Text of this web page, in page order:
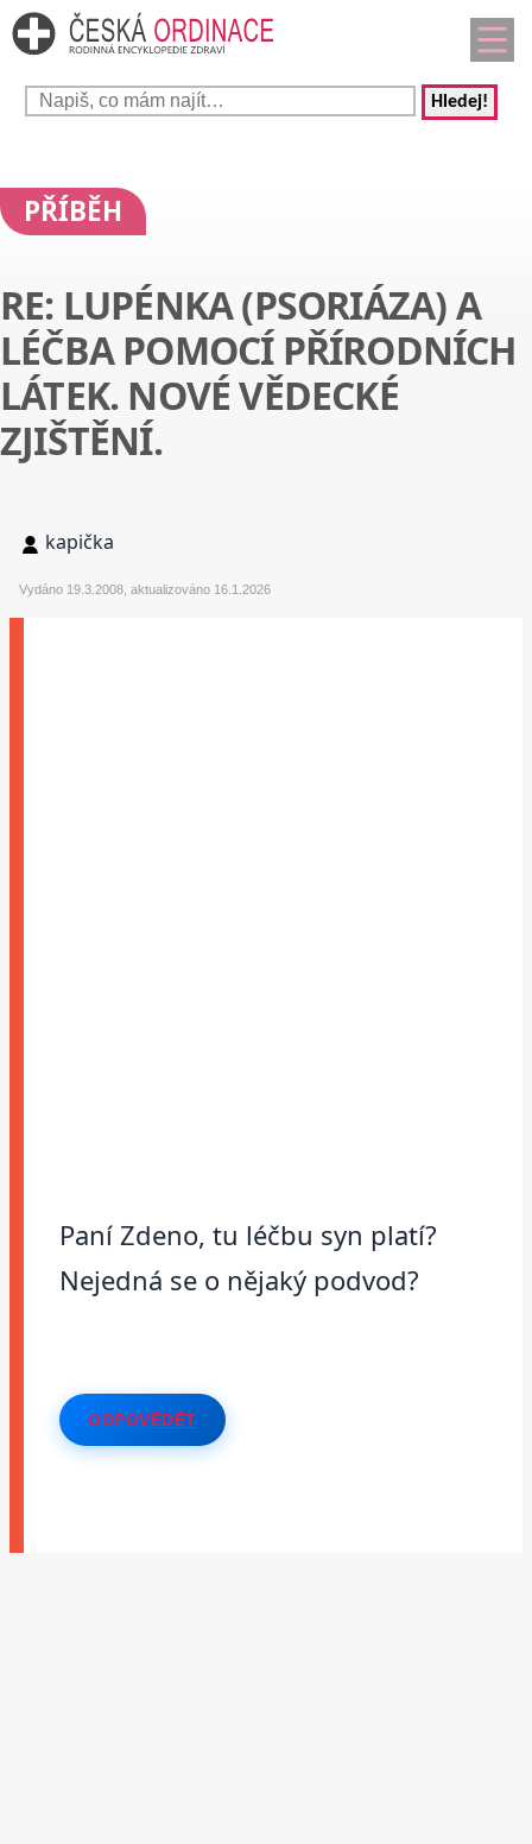
Hledej!
PŘÍBĚH
RE: LUPÉNKA (PSORIÁZA) A
LÉČBA POMOCÍ PŘÍRODNÍCH
LÁTEK. NOVÉ VĚDECKÉ
ZJIŠTĚNÍ.
kapička
Vydáno 19.3.2008, aktualizováno 16.1.2026
Paní Zdeno, tu léčbu syn platí?
Nejedná se o nějaký podvod?
ODPOVĚDĚT